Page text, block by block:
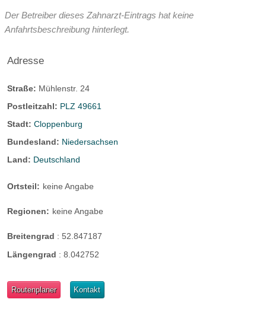
Der Betreiber dieses Zahnarzt-Eintrags hat keine
Anfahrtsbeschreibung hinterlegt.
Adresse
Straße: Mühlenstr. 24
Postleitzahl: PLZ 49661
Stadt: Cloppenburg
Bundesland: Niedersachsen
Land: Deutschland
Ortsteil: keine Angabe
Regionen: keine Angabe
Breitengrad : 52.847187
Längengrad : 8.042752
Routenplaner Kontakt